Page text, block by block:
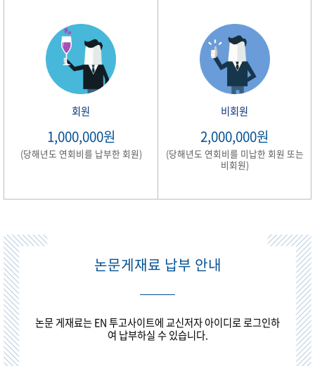
회원
1,000,000원
(당해년도 연회비를 납부한 회원)
비회원
2,000,000원
(당해년도 연회비를 미납한 회원 또는
비회원)
논문게재료 납부 안내
논문 게재료는 EN 투고사이트에 교신저자 아이디로 로그인하
여 납부하실 수 있습니다.